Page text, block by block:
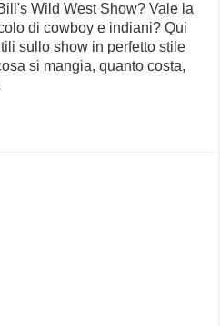
Wild West Show? Vale la
di cowboy e indiani? Qui
sullo show in perfetto stile
si mangia, quanto costa,